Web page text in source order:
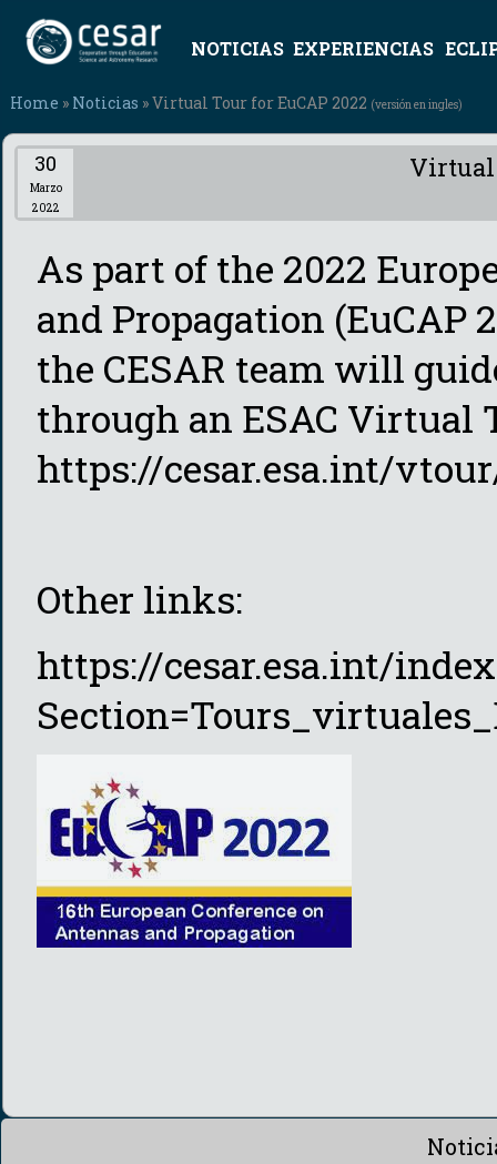
NOTICIAS EXPERIENCIAS
Home » Noticias » Virtual Tour for EuCAP 2022 (versión en ingles)
30
Marzo
2022
Virtual
As part of the 2022
and Propagation (EuCAP
the CESAR team will
through an ESAC Virtual
https://cesar.esa.int/
Other links:
https://cesar.esa.int/